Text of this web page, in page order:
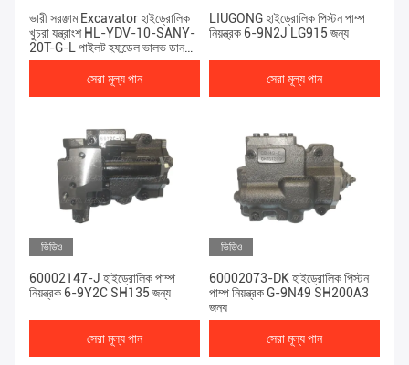
ভারী সরঞ্জাম Excavator হাইড্রোলিক
খুচরা যন্ত্রাংশ HL-YDV-10-SANY-
20T-G-L পাইলট হ্যান্ডেল ভালভ ডান
ছাড়া তারের
সেরা মূল্য পান
LIUGONG হাইড্রোলিক পিস্টন পাম্প
নিয়ন্ত্রক 6-9N2J LG915 জন্য
সেরা মূল্য পান
ভিডিও
60002147-J হাইড্রোলিক পাম্প
নিয়ন্ত্রক 6-9Y2C SH135 জন্য
সেরা মূল্য পান
ভিডিও
60002073-DK হাইড্রোলিক পিস্টন
পাম্প নিয়ন্ত্রক G-9N49 SH200A3
জন্য
সেরা মূল্য পান